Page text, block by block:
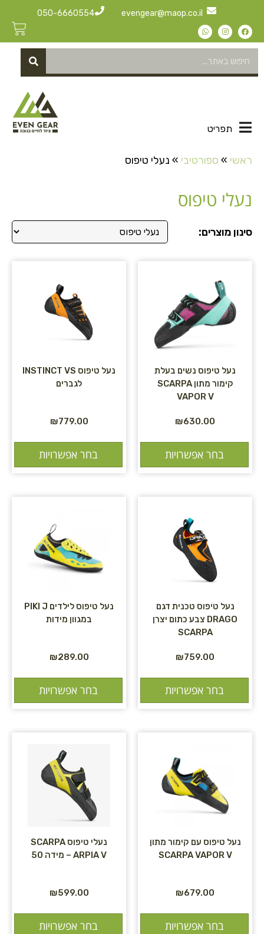
evengear@maop.co.il
050-6660554
תפריט
ראשי » ספורטיבי » נעלי טיפוס
נעלי טיפוס
סינון מוצרים:
נעל טיפוס נשים בעלת
קימור מתון SCARPA
VAPOR V
₪630.00
בחר אפשרויות
נעל טיפוס INSTINCT VS
לגברים
₪779.00
בחר אפשרויות
נעל טיפוס טכנית דגם
DRAGO צבע כתום יצרן
SCARPA
₪759.00
בחר אפשרויות
נעל טיפוס לילדים PIKI J
במגוון מידות
₪289.00
בחר אפשרויות
נעל טיפוס עם קימור מתון
SCARPA VAPOR V
₪679.00
בחר אפשרויות
נעלי טיפוס SCARPA
ARPIA V – מידה 50
₪599.00
בחר אפשרויות